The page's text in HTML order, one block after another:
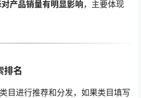
产品销量有明显影响，主要体现
排名
目进行推荐和分发，如果类目填写